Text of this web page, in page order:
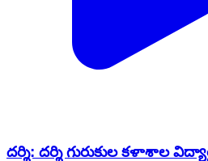
దర్శి: దర్శి గురుకుల కళాశాల